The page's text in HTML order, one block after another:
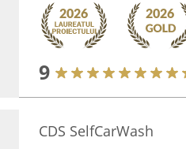
9
CDS SelfCarWash